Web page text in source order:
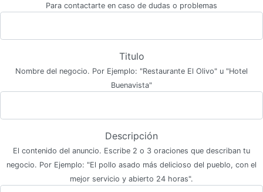
Para contactarte en caso de dudas o problemas
Titulo
Nombre del negocio. Por Ejemplo: "Restaurante El Olivo" u "Hotel
Buenavista"
Descripción
El contenido del anuncio. Escribe 2 o 3 oraciones que describan tu
negocio. Por Ejemplo: "El pollo asado más delicioso del pueblo, con el
mejor servicio y abierto 24 horas".